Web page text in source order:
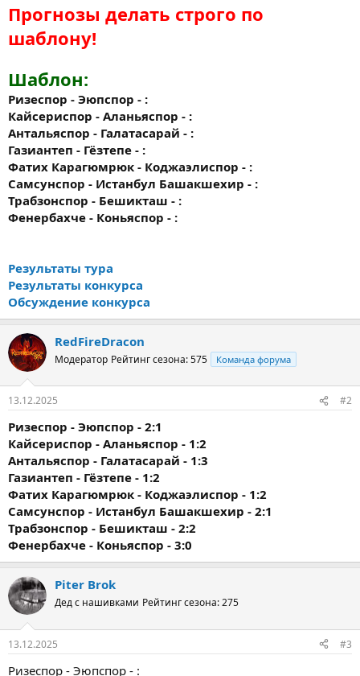
Прогнозы делать строго по
шаблону!
Шаблон:
Ризеспор - Эюпспор - :
Кайсериспор - Аланьяспор - :
Антальяспор - Галатасарай - :
Газиантеп - Гёзтепе - :
Фатих Карагюмрюк - Коджаэлиспор - :
Самсунспор - Истанбул Башакшехир - :
Трабзонспор - Бешикташ - :
Фенербахче - Коньяспор - :
Результаты тура
Результаты конкурса
Обсуждение конкурса
RedFireDracon
Модератор Рейтинг сезона: 575 Команда форума
13.12.2025 #2
Ризеспор - Эюпспор - 2:1
Кайсериспор - Аланьяспор - 1:2
Антальяспор - Галатасарай - 1:3
Газиантеп - Гёзтепе - 1:2
Фатих Карагюмрюк - Коджаэлиспор - 1:2
Самсунспор - Истанбул Башакшехир - 2:1
Трабзонспор - Бешикташ - 2:2
Фенербахче - Коньяспор - 3:0
Piter Brok
Дед с нашивками Рейтинг сезона: 275
13.12.2025 #3
Ризеспор - Эюпспор - :